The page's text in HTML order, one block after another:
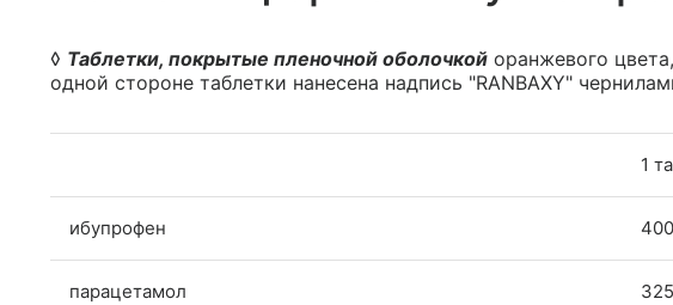
◊ Таблетки, покрытые пленочной оболочкой оранжевого
одной стороне таблетки нанесена надпись "RANBAXY"
1
ибупрофен
парацетамол